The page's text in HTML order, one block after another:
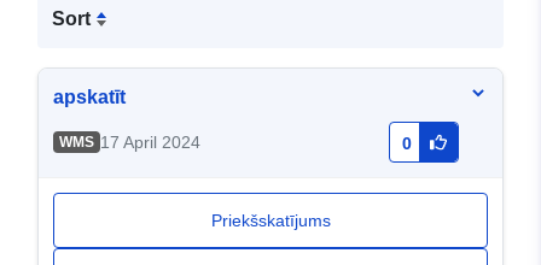
Sort
apskatīt
WMS 17 April 2024 0
Priekšskatījums